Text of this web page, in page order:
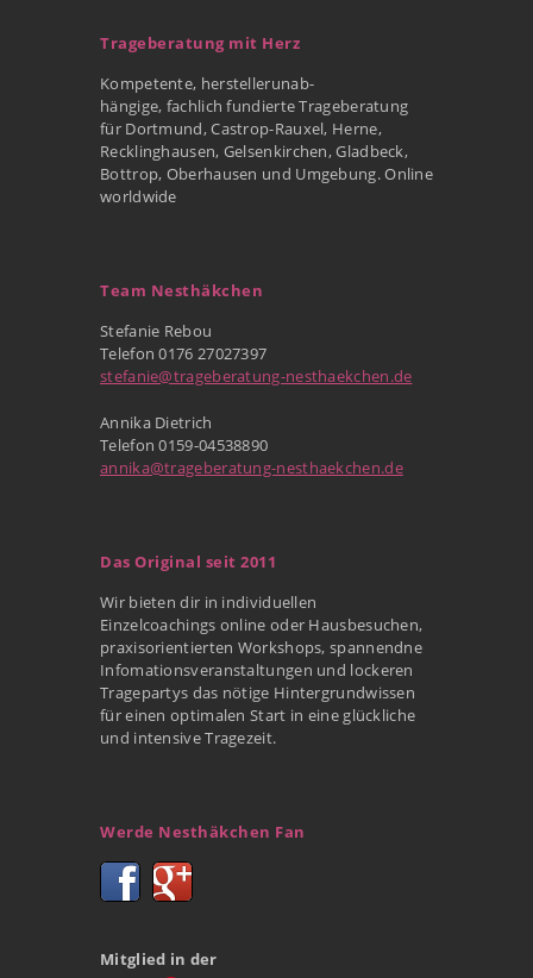
Trageberatung mit Herz
Kompetente, herstellerunab-
hängige, fachlich fundierte Trageberatung
für Dortmund, Castrop-Rauxel, Herne,
Recklinghausen, Gelsenkirchen, Gladbeck,
Bottrop, Oberhausen und Umgebung. Online
worldwide
Team Nesthäkchen
Stefanie Rebou
Telefon 0176 27027397
stefanie@trageberatung-nesthaekchen.de
Annika Dietrich
Telefon 0159-04538890
annika@trageberatung-nesthaekchen.de
Das Original seit 2011
Wir bieten dir in individuellen
Einzelcoachings online oder Hausbesuchen,
praxisorientierten Workshops, spannendne
Infomationsveranstaltungen und lockeren
Tragepartys das nötige Hintergrundwissen
für einen optimalen Start in eine glückliche
und intensive Tragezeit.
Werde Nesthäkchen Fan
Mitglied in der